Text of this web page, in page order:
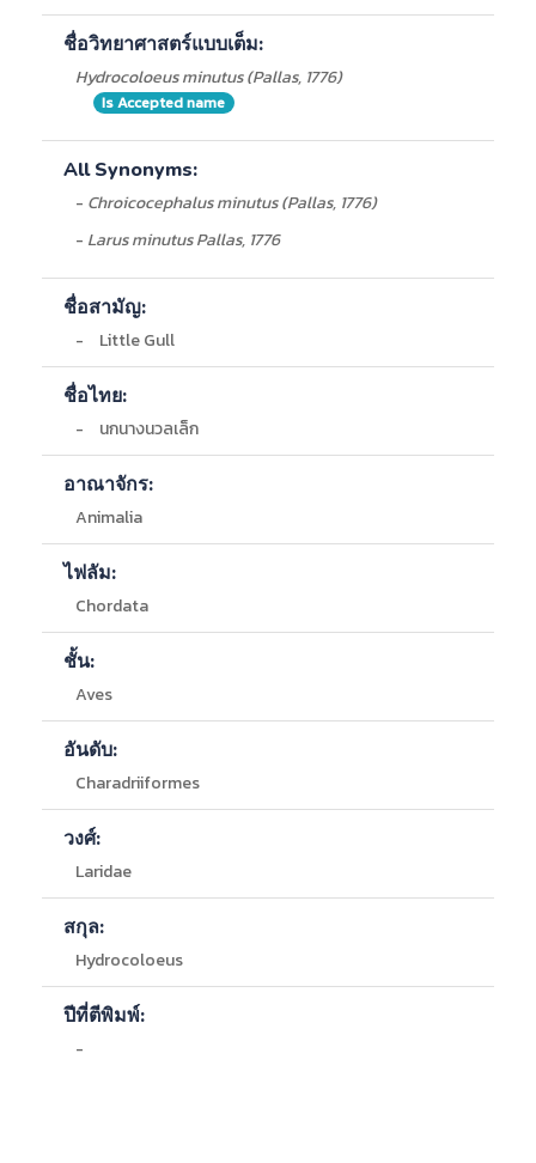
ชื่อวิทยาศาสตร์แบบเต็ม:
Hydrocoloeus minutus (Pallas, 1776)
Is Accepted name
All Synonyms:
- Chroicocephalus minutus (Pallas, 1776)
- Larus minutus Pallas, 1776
ชื่อสามัญ:
- Little Gull
ชื่อไทย:
- นกนางนวลเล็ก
อาณาจักร:
Animalia
ไฟลัม:
Chordata
ชั้น:
Aves
อันดับ:
Charadriiformes
วงศ์:
Laridae
สกุล:
Hydrocoloeus
ปีที่ตีพิมพ์:
-